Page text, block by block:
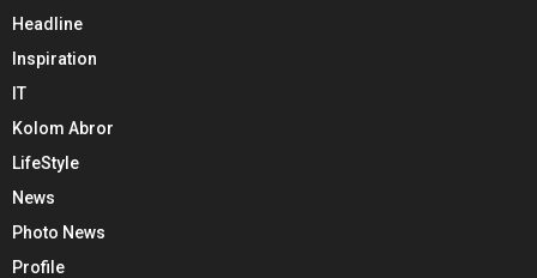
Headline
Inspiration
IT
Kolom Abror
LifeStyle
News
Photo News
Profile